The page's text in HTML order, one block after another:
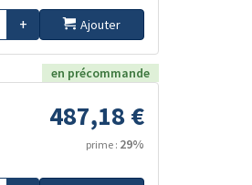
+ Ajouter
en précommande
487,18 €
prime : 29%